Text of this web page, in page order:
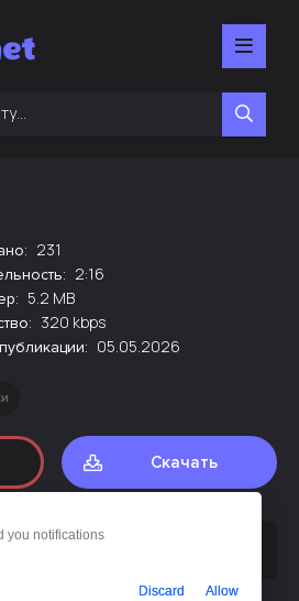
231
2:16
5.2 MB
320 kbps
05.05.2026
Скачать
you notifications
Discard Allow